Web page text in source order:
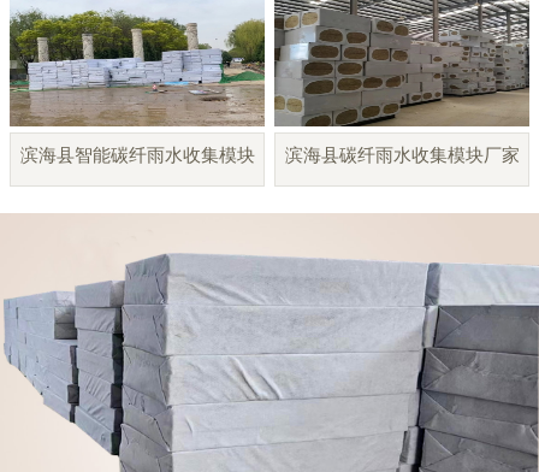
滨海县智能碳纤雨水收集模块 滨海县碳纤雨水收集模块厂家